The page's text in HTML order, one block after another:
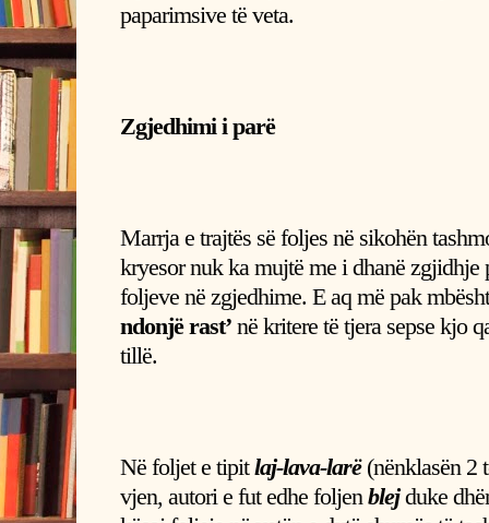
paparimsive të veta.
Zgjedhimi i parë
Marrja e trajtës së foljes në sikohën
kryesor nuk ka mujtë me i dhanë
foljeve në zgjedhime. E aq më pak
ndonjë rast’ në kritere të tjera sepse kjo
tillë.
Në foljet e tipitlaj-lava-larë(nënklasën 2
vjen, autori e fut edhe foljenblejduke